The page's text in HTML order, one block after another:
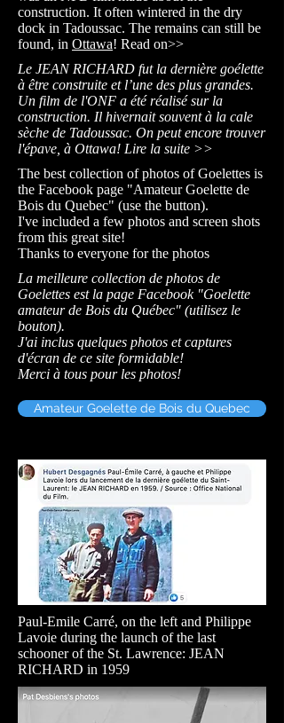
construction. It often wintered in the dry
dock in Tadoussac. The remains can still be
found, in Ottawa! Read on>>
Le JEAN RICHARD fut la dernière goélette
à être construite et l’une des plus grandes.
Un film de l'ONF a été réalisé sur la
construction. Il hivernait souvent à la cale
sèche de Tadoussac. On peut encore trouver
l'épave, à Ottawa! Lire la suite >>
The best collection of photos of Goelettes is
the Facebook page "Amateur Goelette de
Bois du Quebec" (use the button).
I've included a few photos and screen shots
from this great site!
Thanks to everyone for the photos
La meilleure collection de photos de
Goelettes est la page Facebook "Goelette
amateur de Bois du Québec" (utilisez le
bouton).
J'ai inclus quelques photos et captures
d'écran de ce site formidable!
Merci à tous pour les photos!
Amateur Goelette de Bois du Quebec
Paul-Emile Carré, on the left and Philippe
Lavoie during the launch of the last
schooner of the St. Lawrence: JEAN
RICHARD in 1959